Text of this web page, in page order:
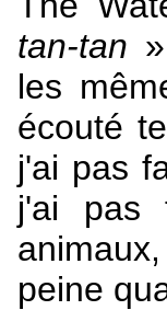
tan-tan
les
écouté
j'ai pas
j'ai pas
peine